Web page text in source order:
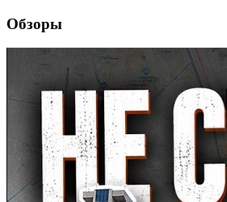
Обзоры